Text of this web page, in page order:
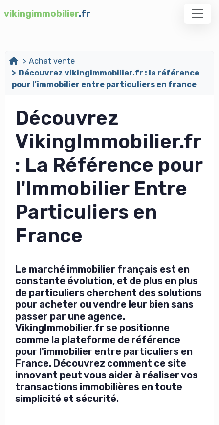
vikingimmobilier.fr
Achat vente
Découvrez vikingimmobilier.fr : la référence
pour l'immobilier entre particuliers en france
Découvrez
VikingImmobilier.fr
: La Référence pour
l'Immobilier Entre
Particuliers en
France
Le marché immobilier français est en
constante évolution, et de plus en plus
de particuliers cherchent des solutions
pour acheter ou vendre leur bien sans
passer par une agence.
VikingImmobilier.fr se positionne
comme la plateforme de référence
pour l'immobilier entre particuliers en
France. Découvrez comment ce site
innovant peut vous aider à réaliser vos
transactions immobilières en toute
simplicité et sécurité.